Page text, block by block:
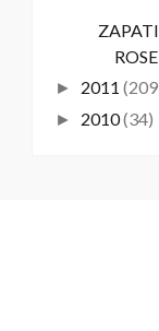
► 2011
► 2010(34)